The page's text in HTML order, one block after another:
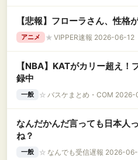
【悲報】フローラさん、性格
アニメ ★ VIPPER速報 2026-06-12
【NBA】KATがカリー超え
録中
一般 ☆ バスケまとめ・COM
なんだかんだ言っても日本人
ね？
一般 ☆ なんでも受信遅報 2026-